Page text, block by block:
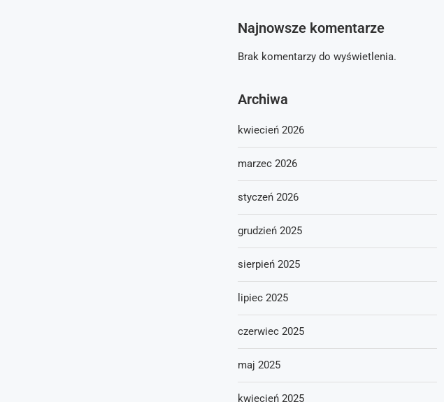
Najnowsze komentarze
Brak komentarzy do wyświetlenia.
Archiwa
kwiecień 2026
marzec 2026
styczeń 2026
grudzień 2025
sierpień 2025
lipiec 2025
czerwiec 2025
maj 2025
kwiecień 2025